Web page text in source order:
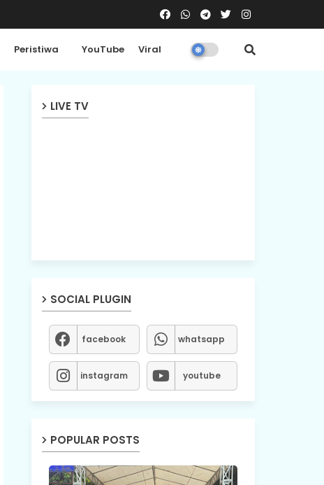
Peristiwa YouTube Viral
LIVE TV
SOCIAL PLUGIN
facebook whatsapp
instagram youtube
POPULAR POSTS